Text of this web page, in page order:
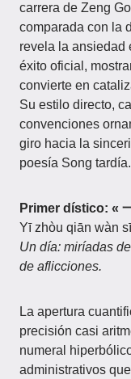
carrera de Zeng
comparada con la
revela la ansiedad
éxito oficial,
convierte en
Su estilo directo,
convenciones
giro hacia la
poesía Song tardía.
Primer dístico: «
Yī zhòu qiān wàn
Un día: miríadas
de aflicciones.
La apertura
precisión casi
numeral
administrativos